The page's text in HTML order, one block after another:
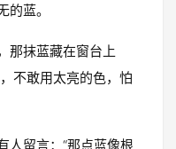
蓝。
那抹蓝藏在窗台上
不敢用太亮的色，怕
人留言：“那点蓝像根